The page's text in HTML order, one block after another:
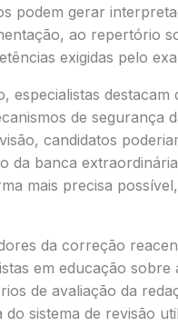
podem gerar
ao repertório
exigidas pelo
especialistas
de segurança
candidatos
da banca
mais precisa
da correção
em educação sobre
de avaliação da
sistema de revisão